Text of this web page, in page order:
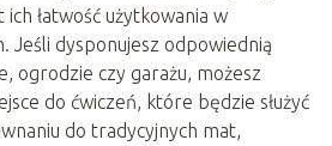
łatwość użytkowania w
Jeśli dysponujesz odpowiednią
ogrodzie czy garażu, możesz
do ćwiczeń, które będzie służyć
do tradycyjnych mat,